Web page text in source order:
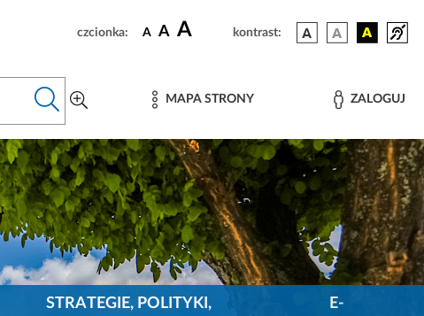
czcionka: A A A kontrast:
MAPA STRONY ZALOGUJ
STRATEGIE, POLITYKI,
E-